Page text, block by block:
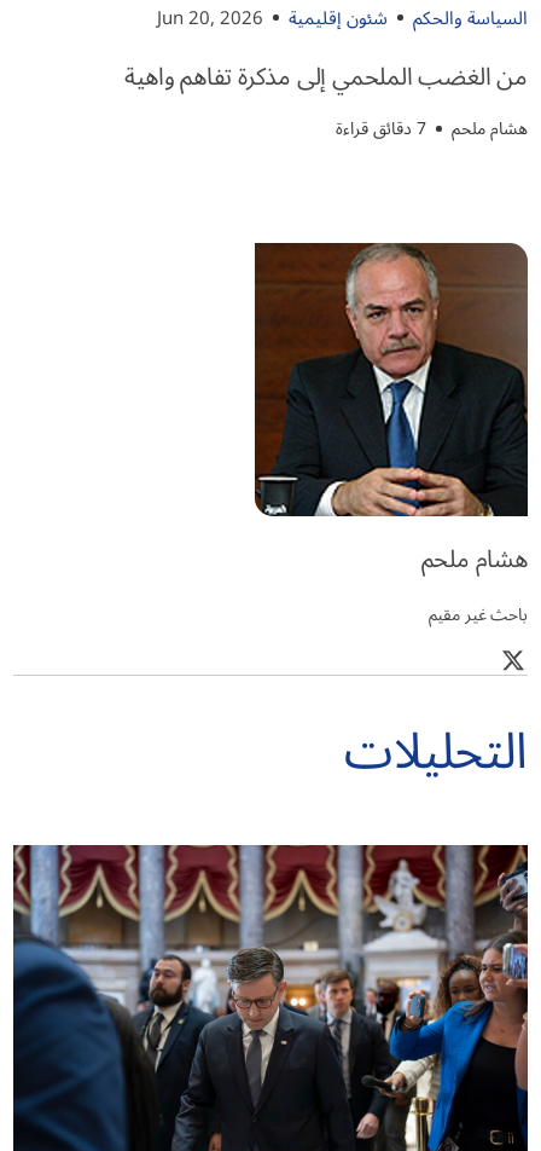
السياسة والحكم شئون إقليمية Jun 20, 2026
من الغضب الملحمي إلى مذكرة تفاهم واهية
هشام ملحم 7 دقائق قراءة
هشام ملحم
باحث غير مقيم
التحليلات